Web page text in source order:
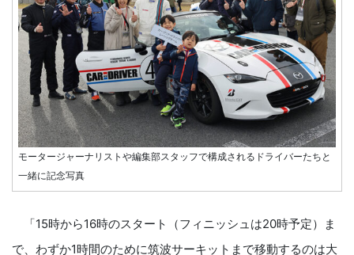
モータージャーナリストや編集部スタッフで構成されるドライバーたちと
一緒に記念写真
「15時から16時のスタート（フィニッシュは20時予定）ま
で、わずか1時間のために筑波サーキットまで移動するのは大